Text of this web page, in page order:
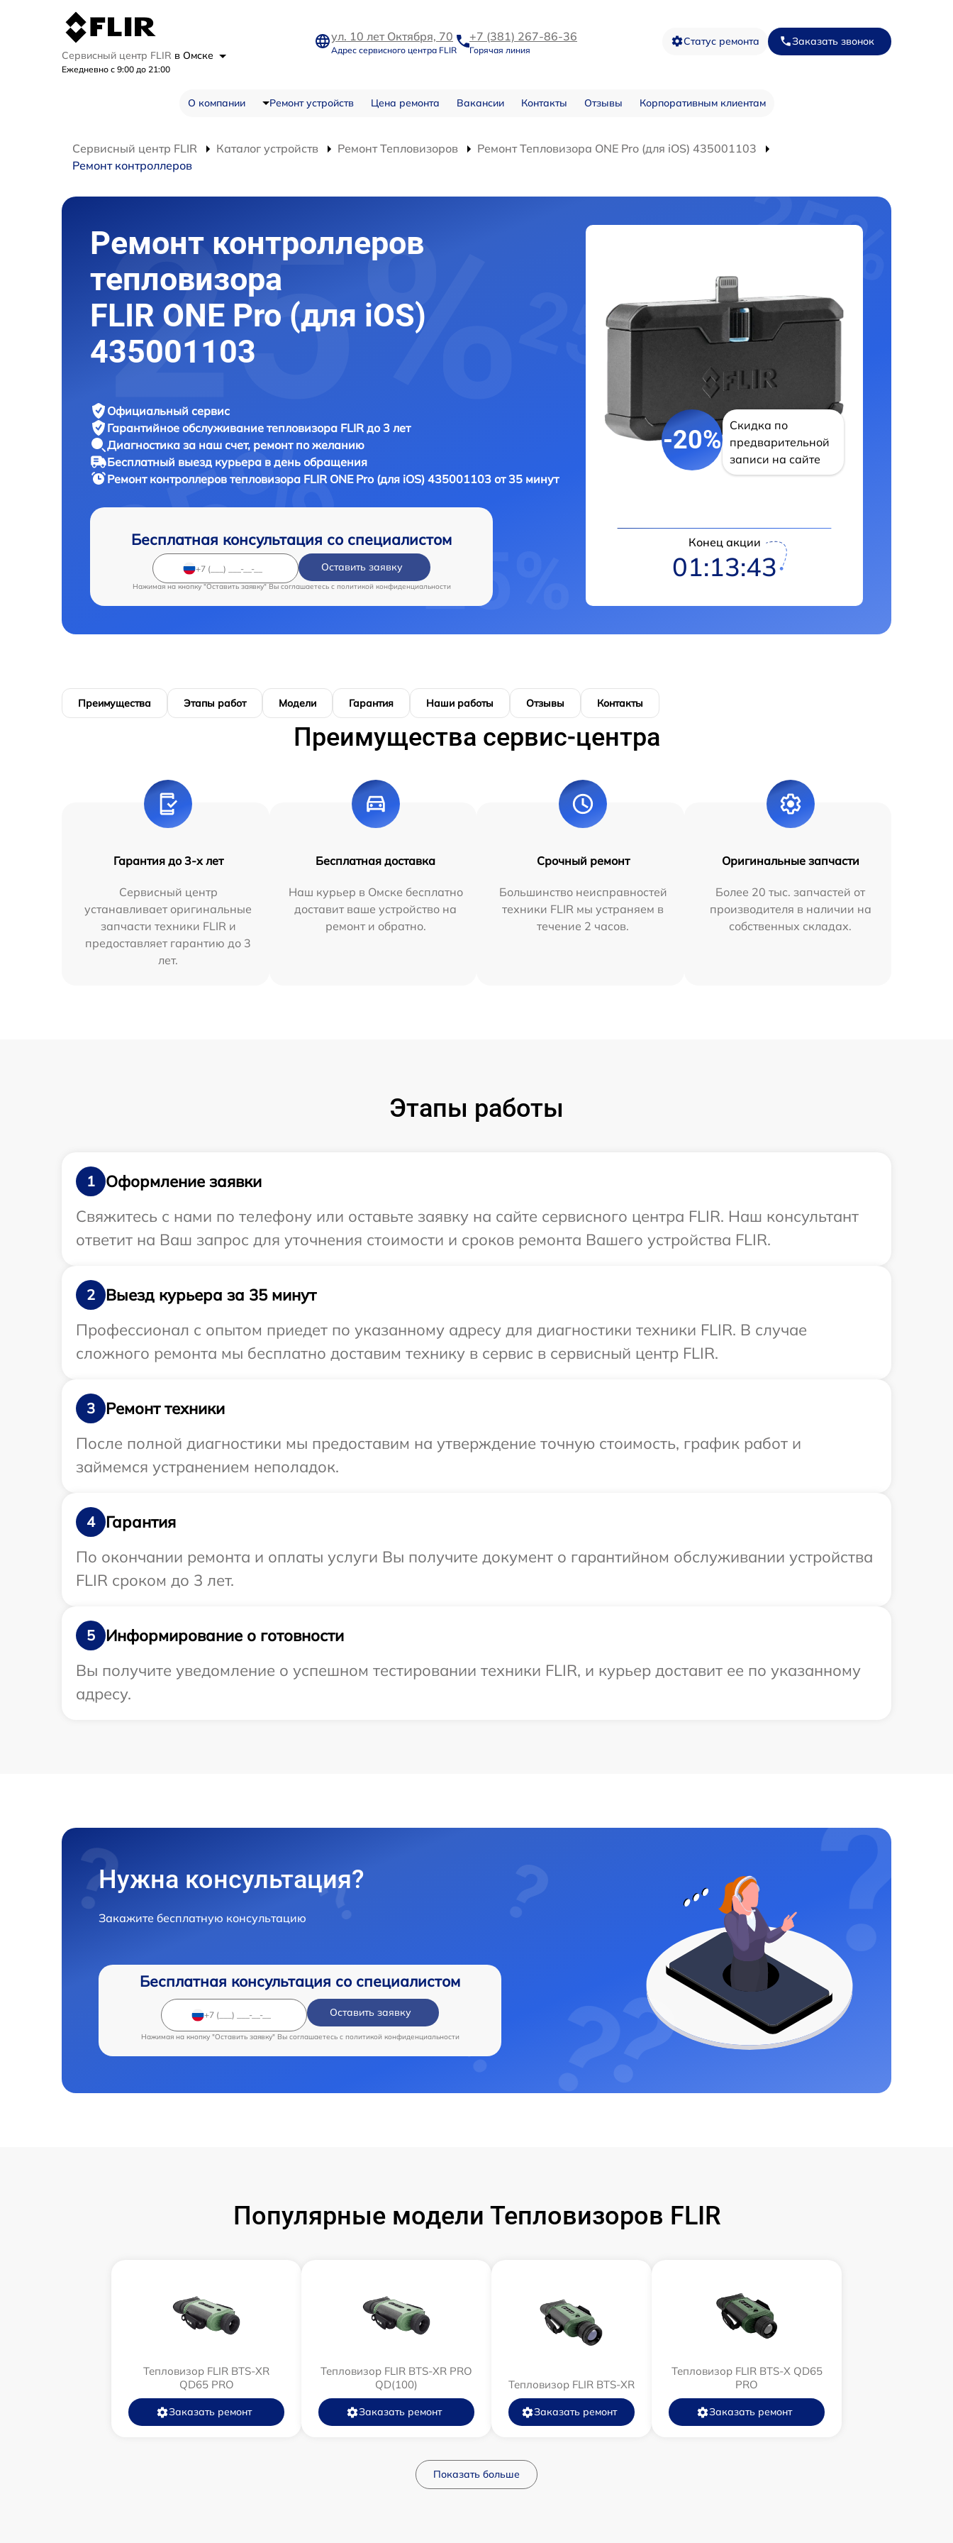
Сервисный центр FLIR в Омске
Ежедневно с 9:00 до 21:00
ул. 10 лет Октября, 70
Адрес сервисного центра FLIR
+7 (381) 267-86-36
Горячая линия
Статус ремонта Заказать звонок
О компании Ремонт устройств Цена ремонта Вакансии Контакты Отзывы Корпоративным клиентам
Сервисный центр FLIR Каталог устройств Ремонт Тепловизоров
Ремонт Тепловизора ONE Pro (для iOS) 435001103
Ремонт контроллеров
Ремонт контроллеров
тепловизора
FLIR ONE Pro (для iOS)
435001103
Официальный сервис
Гарантийное обслуживание тепловизора FLIR до 3 лет
Диагностика за наш счет, ремонт по желанию
Бесплатный выезд курьера в день обращения
Ремонт контроллеров тепловизора FLIR ONE Pro (для iOS) 435001103 от 35 минут
Бесплатная консультация со специалистом
Оставить заявку
Нажимая на кнопку "Оставить заявку" Вы соглашаетесь c политикой конфиденциальности
-20%
Скидка по
предварительной
записи на сайте
Конец акции
01:13:42
Преимущества Этапы работ Модели Гарантия Наши работы Отзывы Контакты
Преимущества сервис-центра
Гарантия до 3-х лет
Сервисный центр
устанавливает оригинальные
запчасти техники FLIR и
предоставляет гарантию до 3
лет.
Бесплатная доставка
Наш курьер в Омске бесплатно
доставит ваше устройство на
ремонт и обратно.
Срочный ремонт
Большинство неисправностей
техники FLIR мы устраняем в
течение 2 часов.
Оригинальные запчасти
Более 20 тыс. запчастей от
производителя в наличии на
собственных складах.
Этапы работы
1
Оформление заявки
Свяжитесь с нами по телефону или оставьте заявку на сайте сервисного центра FLIR. Наш консультант
ответит на Ваш запрос для уточнения стоимости и сроков ремонта Вашего устройства FLIR.
2
Выезд курьера за 35 минут
Профессионал с опытом приедет по указанному адресу для диагностики техники FLIR. В случае
сложного ремонта мы бесплатно доставим технику в сервис в сервисный центр FLIR.
3
Ремонт техники
После полной диагностики мы предоставим на утверждение точную стоимость, график работ и
займемся устранением неполадок.
4
Гарантия
По окончании ремонта и оплаты услуги Вы получите документ о гарантийном обслуживании устройства
FLIR сроком до 3 лет.
5
Информирование о готовности
Вы получите уведомление о успешном тестировании техники FLIR, и курьер доставит ее по указанному
адресу.
Нужна консультация?
Закажите бесплатную консультацию
Бесплатная консультация со специалистом
Оставить заявку
Нажимая на кнопку "Оставить заявку" Вы соглашаетесь c политикой конфиденциальности
Популярные модели Тепловизоров FLIR
Тепловизор FLIR BTS-XR
QD65 PRO
Заказать ремонт
Тепловизор FLIR BTS-XR PRO
QD(100)
Заказать ремонт
Тепловизор FLIR BTS-XR
Заказать ремонт
Тепловизор FLIR BTS-X QD65
PRO
Заказать ремонт
Показать больше